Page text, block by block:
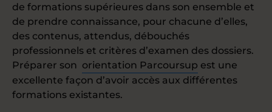
de formations supérieures dans son ensemble et
de prendre connaissance, pour chacune d’elles,
des contenus, attendus, débouchés
professionnels et critères d’examen des dossiers.
Préparer son orientation Parcoursup est une
excellente façon d’avoir accès aux différentes
formations existantes.